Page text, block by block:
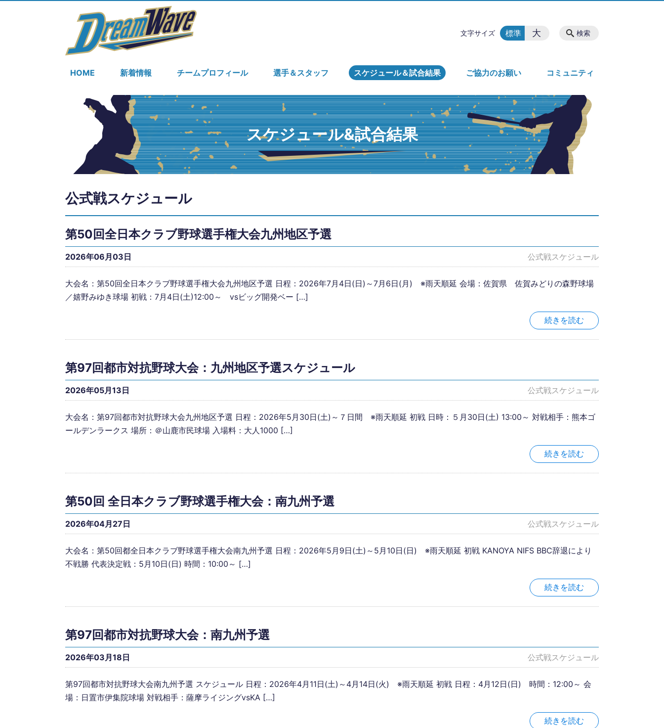
HOME 新着情報 チームプロフィール 選手＆スタッフ スケジュール＆試合結果 ご協力のお願い コミュニティ
検索
文字サイズ 標準 大
スケジュール&試合結果
公式戦スケジュール
第50回全日本クラブ野球選手権大会九州地区予選
2026年06月03日 公式戦スケジュール
大会名：第50回全日本クラブ野球選手権大会九州地区予選 日程：2026年7月4日(日)～7月6日(月) ※雨天順延 会場：佐賀県 佐賀みどりの森野球場
／嬉野みゆき球場 初戦：7月4日(土)12:00～ vsビッグ開発ベー […]
続きを読む
第97回都市対抗野球大会：九州地区予選スケジュール
2026年05月13日 公式戦スケジュール
大会名：第97回都市対抗野球大会九州地区予選 日程：2026年5月30日(土)～７日間 ※雨天順延 初戦 日時：５月30日(土) 13:00～ 対戦相手：熊本ゴ
ールデンラークス 場所：＠山鹿市民球場 入場料：大人1000 […]
続きを読む
第50回 全日本クラブ野球選手権大会：南九州予選
2026年04月27日 公式戦スケジュール
大会名：第50回都全日本クラブ野球選手権大会南九州予選 日程：2026年5月9日(土)～5月10日(日) ※雨天順延 初戦 KANOYA NIFS BBC辞退により
不戦勝 代表決定戦：5月10日(日) 時間：10:00～ […]
続きを読む
第97回都市対抗野球大会：南九州予選
2026年03月18日 公式戦スケジュール
第97回都市対抗野球大会南九州予選 スケジュール 日程：2026年4月11日(土)～4月14日(火) ※雨天順延 初戦 日程：4月12日(日) 時間：12:00～ 会
場：日置市伊集院球場 対戦相手：薩摩ライジングvsKA […]
続きを読む